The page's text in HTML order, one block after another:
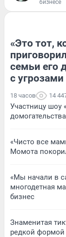
бизнесе
«Это тот,
семьи его
с угрозами
18 часов 14
Участницу шоу
«Чисто все
Момота
«Мы начали в
многодетная
бизнес
Знаменитая
редкой формой